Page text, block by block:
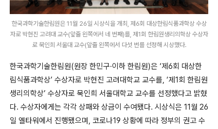
한국과학기술한림원은 11월 26일 시상식을 개최, 제6회 대상한림식품과학상 수상
자로 박현진 고려대 교수(앞줄 왼쪽에서 네 번째)를, 제1회 한림원생리의학상 수상자
로 묵인희 서울대 교수(앞줄 왼쪽에서 다섯 번를 선정해 시상했다.
한국과학기술한림원(원장 한민구·이하 한림원)은 ‘제 6회 대상한
림식품과학상’ 수상자로 박현진 고려대학교 교수를, ‘제 1 회 한림원
생리의학상’ 수상자로 묵인희 서울대학교 교수를 선정했다고 밝혔
다. 수상자에게는 각각 상패와 상금이 수여됐다. 시상식은 11 월 26
일 엘타워에서 진행됐으며 , 코로나19 상황에 따라 정부의 권고 수